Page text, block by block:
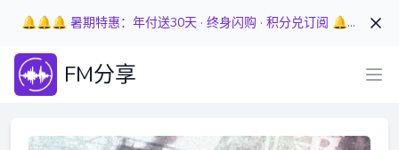
🔔🔔🔔 暑期特惠：年付送30天 · 终身闪购 · 积分兑订阅 🔔🔔🔔
FM分享